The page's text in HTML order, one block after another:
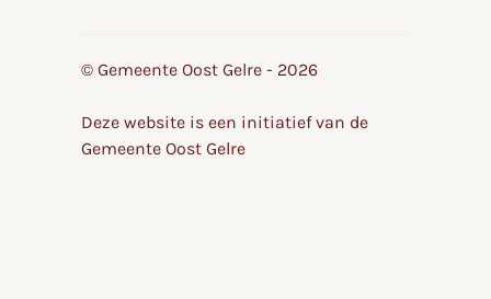
© Gemeente Oost Gelre - 2026
Deze website is een initiatief van de
Gemeente Oost Gelre